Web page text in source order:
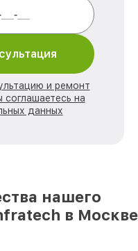
и ремонт
соглашаетесь на
данных
нашего
в Москве